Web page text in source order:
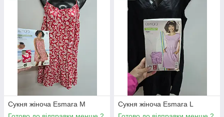
Сукня жіноча Esmara M
Сукня жіноча Esmara L